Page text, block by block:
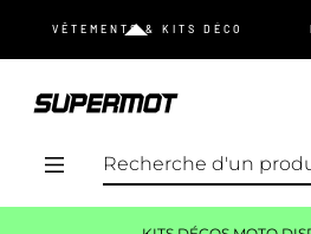
VÊTEMENTS & KITS DÉCO
mot